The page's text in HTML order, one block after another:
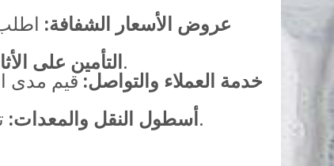
عروض الأسعار الشفافة:
التأمين علىتحقق من وجود خيار التأمين على الأثاث لتغطية أي خسائر محتملة أثناء النقل.
خدمة العملاء والتواصل:قيم مدى
أسطول النقل والمعدات:تأكد من أن الشركة تمتلك شاحنات نقل حديثة ومجهزة ومواد تغليف عالية الجودة.